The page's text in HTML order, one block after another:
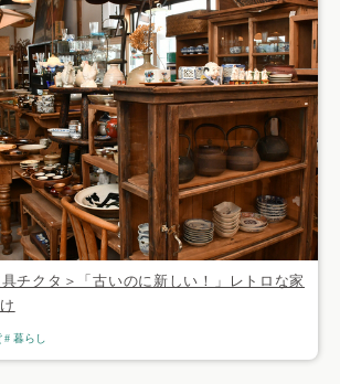
具チクタ＞「古いのに新しい！」レトロな家
暮らし